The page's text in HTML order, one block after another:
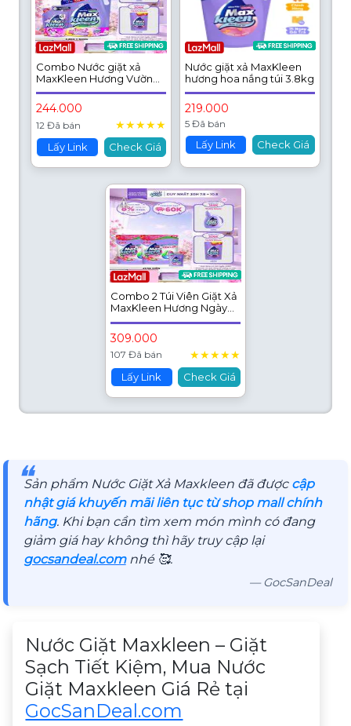
Combo Nước giặt xả
MaxKleen Hương Vườn
Sớm Mai: 1 Túi 3.8kg + 1 Túi
600g
244.000
12 Đã bán ★★★★★
Lấy Link Check Giá
Nước giặt xả MaxKleen
hương hoa nắng túi 3.8kg
219.000
5 Đã bán
Lấy Link Check Giá
Combo 2 Túi Viên Giặt Xả
MaxKleen Hương Ngày
Thư Thái (Túi 34+4 Viên)
309.000
107 Đã bán ★★★★★
Lấy Link Check Giá
❝
Sản phẩm Nước Giặt Xả Maxkleen đã được cập
nhật giá khuyến mãi liên tục từ shop mall chính
hãng. Khi bạn cần tìm xem món mình có đang
giảm giá hay không thì hãy truy cập lại
gocsandeal.comnhé 🥰.
— GocSanDeal
Nước Giặt Maxkleen – Giặt
Sạch Tiết Kiệm, Mua Nước
Giặt Maxkleen Giá Rẻ tại
GocSanDeal.com